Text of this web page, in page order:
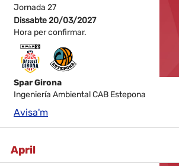
Jornada 27
Dissabte 20/03/2027
Hora per confirmar.
Spar Girona
Ingeniería Ambiental CAB Estepona
Avisa'm
April